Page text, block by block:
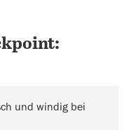
und windig bei